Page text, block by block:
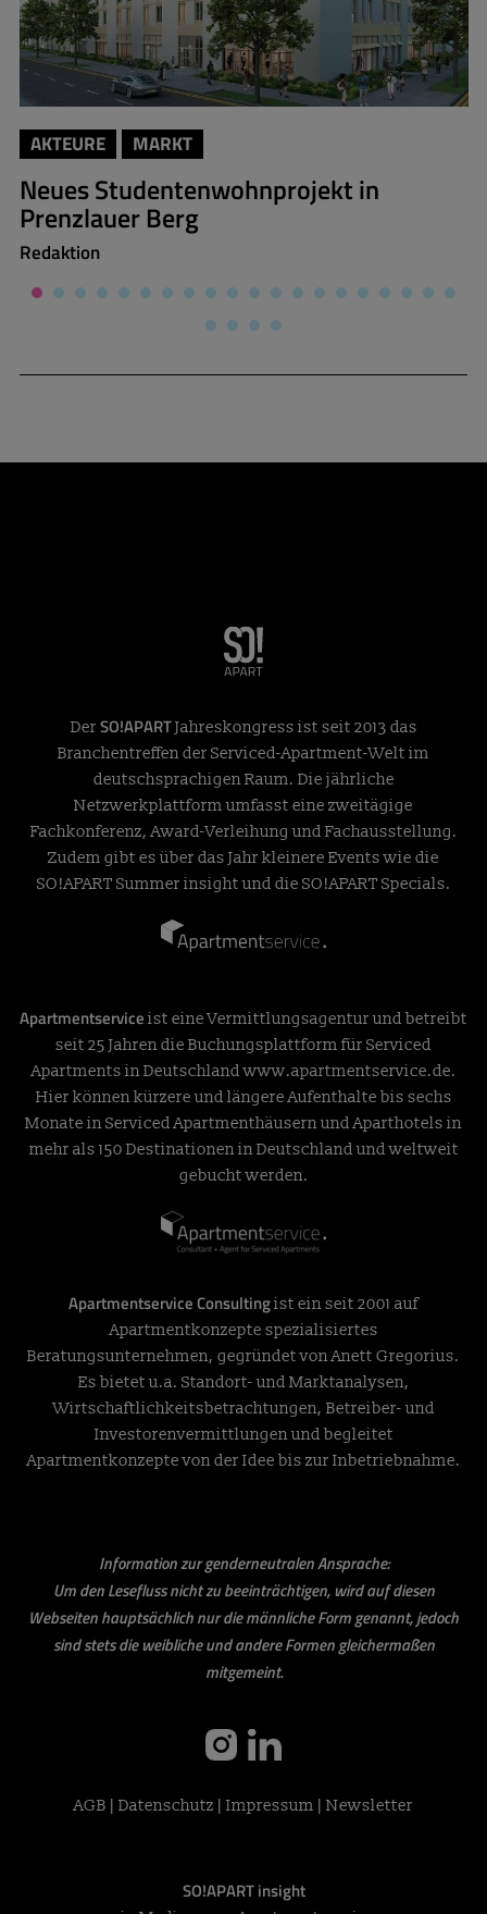
AKTEURE MARKT
Neues Studentenwohnprojekt in
Prenzlauer Berg
Redaktion
Der SO!APARTJahreskongress ist seit 2013 das
Branchentreffen der Serviced-Apartment-Welt im
deutschsprachigen Raum. Die jährliche
Netzwerkplattform umfasst eine zweitägige
Fachkonferenz, Award-Verleihung und Fachausstellung.
Zudem gibt es über das Jahr kleinere Events wie die
SO!APART Summer insight und die SO!APART Specials.
Apartmentservice ist eine Vermittlungsagentur und betreibt
seit 25 Jahren die Buchungsplattform für Serviced
Apartments in Deutschlandwww.apartmentservice.de.
Hier können kürzere und längere Aufenthalte bis sechs
Monate in Serviced Apartmenthäusern und Aparthotels in
mehr als 150 Destinationen in Deutschland und weltweit
gebucht werden.
Apartmentservice Consultingist ein seit 2001 auf
Apartmentkonzepte spezialisiertes
Beratungsunternehmen, gegründet von Anett Gregorius.
Es bietet u.a. Standort- und Marktanalysen,
Wirtschaftlichkeitsbetrachtungen, Betreiber- und
Investorenvermittlungen und begleitet
Apartmentkonzepte von der Idee bis zur Inbetriebnahme.
Information zur genderneutralen Ansprache:
Um den Lesefluss nicht zu beeinträchtigen, wird auf diesen
Webseiten hauptsächlich nur die männliche Form genannt, jedoch
sind stets die weibliche und andere Formen gleichermaßen
mitgemeint.
instagram
AGB Datenschutz Impressum Newsletter
SO!APART insight